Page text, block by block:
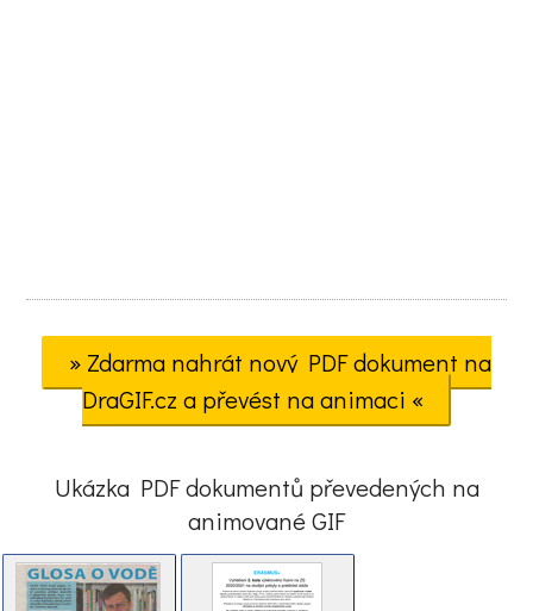
» Zdarma nahrát nový PDF dokument na
DraGIF.cz a převést na animaci «
Ukázka PDF dokumentů převedených na
animované GIF